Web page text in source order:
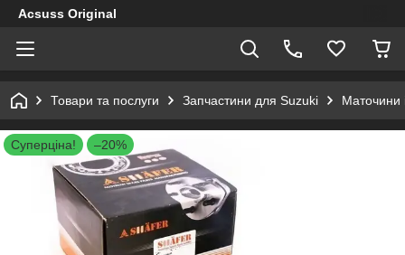
Acsuss Original
Товари та послуги Запчастини для Suzuki Маточини
Суперціна! –20%